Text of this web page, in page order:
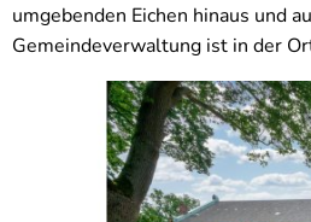
umgebenden Eichen hinaus und
Gemeindeverwaltung ist in der